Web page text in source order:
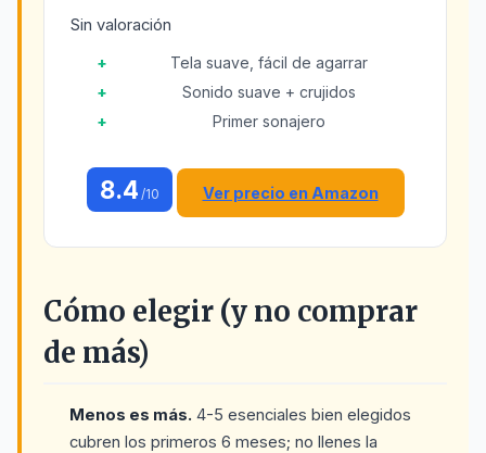
Sin valoración
Tela suave, fácil de agarrar
Sonido suave + crujidos
Primer sonajero
8.4 /10 Ver precio en Amazon
Cómo elegir (y no comprar
de más)
Menos es más. 4-5 esenciales bien elegidos
cubren los primeros 6 meses; no llenes la